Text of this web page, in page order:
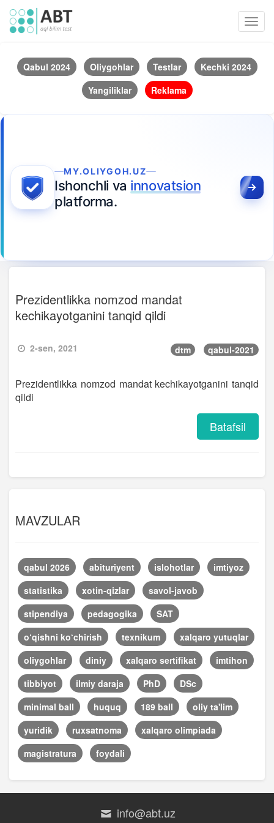
Qabul 2024 Oliygohlar Testlar
Kechki 2024
Yangiliklar
Reklama
MY.OLIYGOH.UZ
Ishonchli va innovatsion
platforma.
Prezidentlikka nomzod mandat
kechikayotganini tanqid qildi
2-sen, 2021 dtm qabul-2021
Prezidentlikka nomzod mandat kechikayotganini tanqid
qildi
Batafsil
MAVZULAR
qabul 2026 abituriyent islohotlar
imtiyoz
statistika
xotin-qizlar
savol-javob
stipendiya
pedagogika
SAT
o‘qishni ko‘chirish
texnikum
xalqaro yutuqlar
oliygohlar
diniy xalqaro sertifikat
imtihon
tibbiyot
ilmiy daraja PhD
DSc
minimal ball
huquq 189 ball
oliy ta'lim
yuridik
ruxsatnoma
xalqaro olimpiada
magistratura
foydali
info@abt.uz